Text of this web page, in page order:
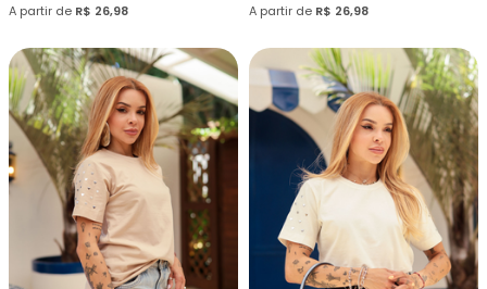
A partir de R$ 26,98
A partir de R$ 26,98